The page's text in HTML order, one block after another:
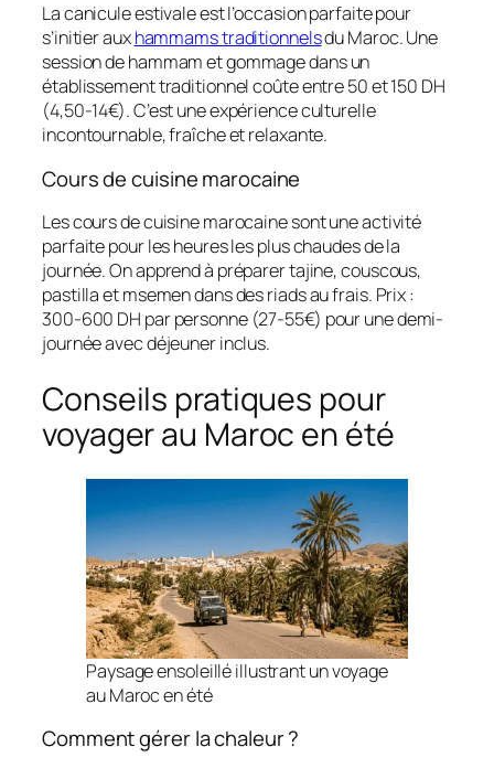
La canicule estivale est l’occasion parfaite pour
s’initier auxhammams traditionnelsdu Maroc. Une
session de hammam et gommage dans un
établissement traditionnel coûte entre 50 et 150 DH
(4,50-14€). C’est une expérience culturelle
incontournable, fraîche et relaxante.
Cours de cuisine marocaine
Les cours de cuisine marocaine sont une activité
parfaite pour les heures les plus chaudes de la
journée. On apprend à préparer tajine, couscous,
pastilla et msemen dans des riads au frais. Prix :
300-600 DH par personne (27-55€) pour une demi-
journée avec déjeuner inclus.
Conseils pratiques pour
voyager au Maroc en été
Paysage ensoleillé illustrant un voyage
au Maroc en été
Comment gérer la chaleur ?